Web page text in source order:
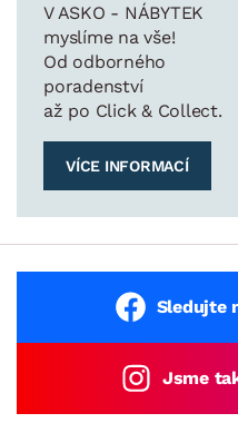
V ASKO - NÁBYTEK
myslíme na vše!
Od odborného
poradenství
až po Click & Collect.
VÍCE INFORMACÍ
Sledujte
Jsme